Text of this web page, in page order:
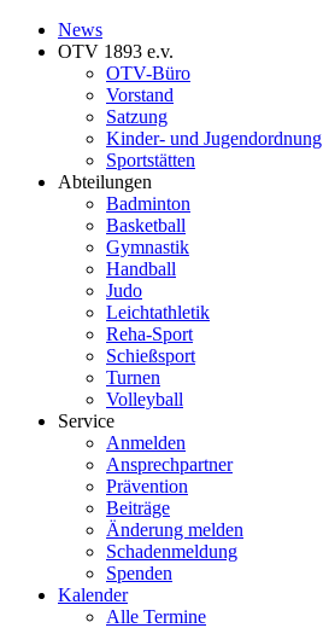
News
OTV 1893 e.v.
OTV-Büro
Vorstand
Satzung
Kinder- und Jugendordnung
Sportstätten
Abteilungen
Badminton
Basketball
Gymnastik
Handball
Judo
Leichtathletik
Reha-Sport
Schießsport
Turnen
Volleyball
Service
Anmelden
Ansprechpartner
Prävention
Beiträge
Änderung melden
Schadenmeldung
Spenden
Kalender
Alle Termine